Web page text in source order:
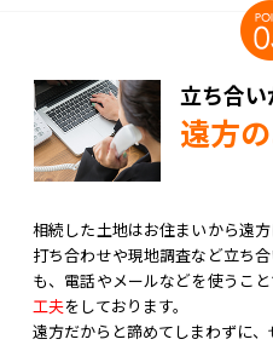
立ち合
遠方
相続した土地はお住まいから遠
打ち合わせや現地調査など立ち
も、電話やメールなどを使うこ
工夫をしております。
遠方だからと諦めてしまわずに、